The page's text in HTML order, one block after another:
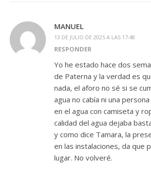
MANUEL
13 DE JULIO DE 2025 A LAS 17:48
RESPONDER
Yo he estado hace dos
de Paterna y la verdad es
nada, el aforo no sé si se
agua no cabía ni una
en el agua con camiseta y
calidad del agua dejaba
y como dice Tamara, la
en las instalaciones, da que
lugar. No volveré.